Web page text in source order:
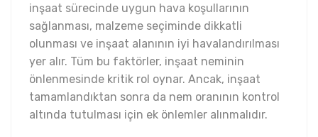
inşaat sürecinde uygun hava koşullarının
sağlanması, malzeme seçiminde dikkatli
olunması ve inşaat alanının iyi havalandırılması
yer alır. Tüm bu faktörler, inşaat neminin
önlenmesinde kritik rol oynar. Ancak, inşaat
tamamlandıktan sonra da nem oranının kontrol
altında tutulması için ek önlemler alınmalıdır.